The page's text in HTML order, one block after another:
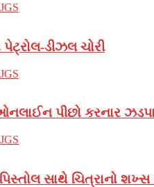
ડીઝલ ચોરી
પીછો કરનાર
સાથે ચિત્રાનો